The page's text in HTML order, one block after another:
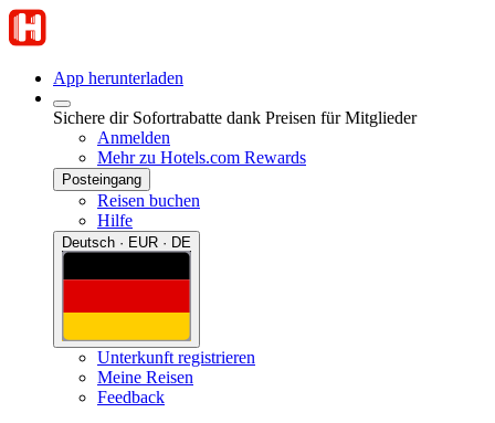
App herunterladen
Sichere dir Sofortrabatte dank Preisen für Mitglieder
Anmelden
Mehr zu Hotels.com Rewards
Posteingang
Reisen buchen
Hilfe
Deutsch · EUR · DE
Unterkunft registrieren
Meine Reisen
Feedback